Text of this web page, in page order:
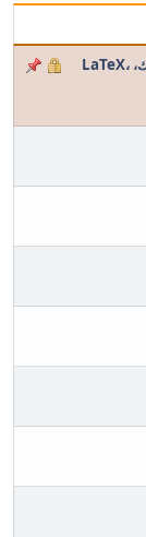
راهنمای سریع نصب و استفاده زی‌پرشین (تِک، لاتِک، لاتك، LaTeX،